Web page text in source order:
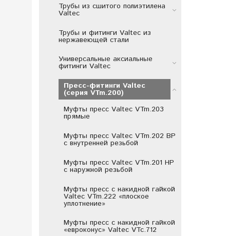
Трубы из сшитого полиэтилена
Valtec
Трубы и фитинги Valtec из
нержавеющей стали
Универсальные аксиальные
фитинги Valtec
Пресс-фитинги Valtec
(серия VTm.200)
Муфты пресс Valtec VTm.203
прямые
Муфты пресс Valtec VTm.202 ВР
с внутренней резьбой
Муфты пресс Valtec VTm.201 НР
с наружной резьбой
Муфты пресс с накидной гайкой
Valtec VTm.222 «плоское
уплотнение»
Муфты пресс с накидной гайкой
«евроконус» Valtec VTc.712